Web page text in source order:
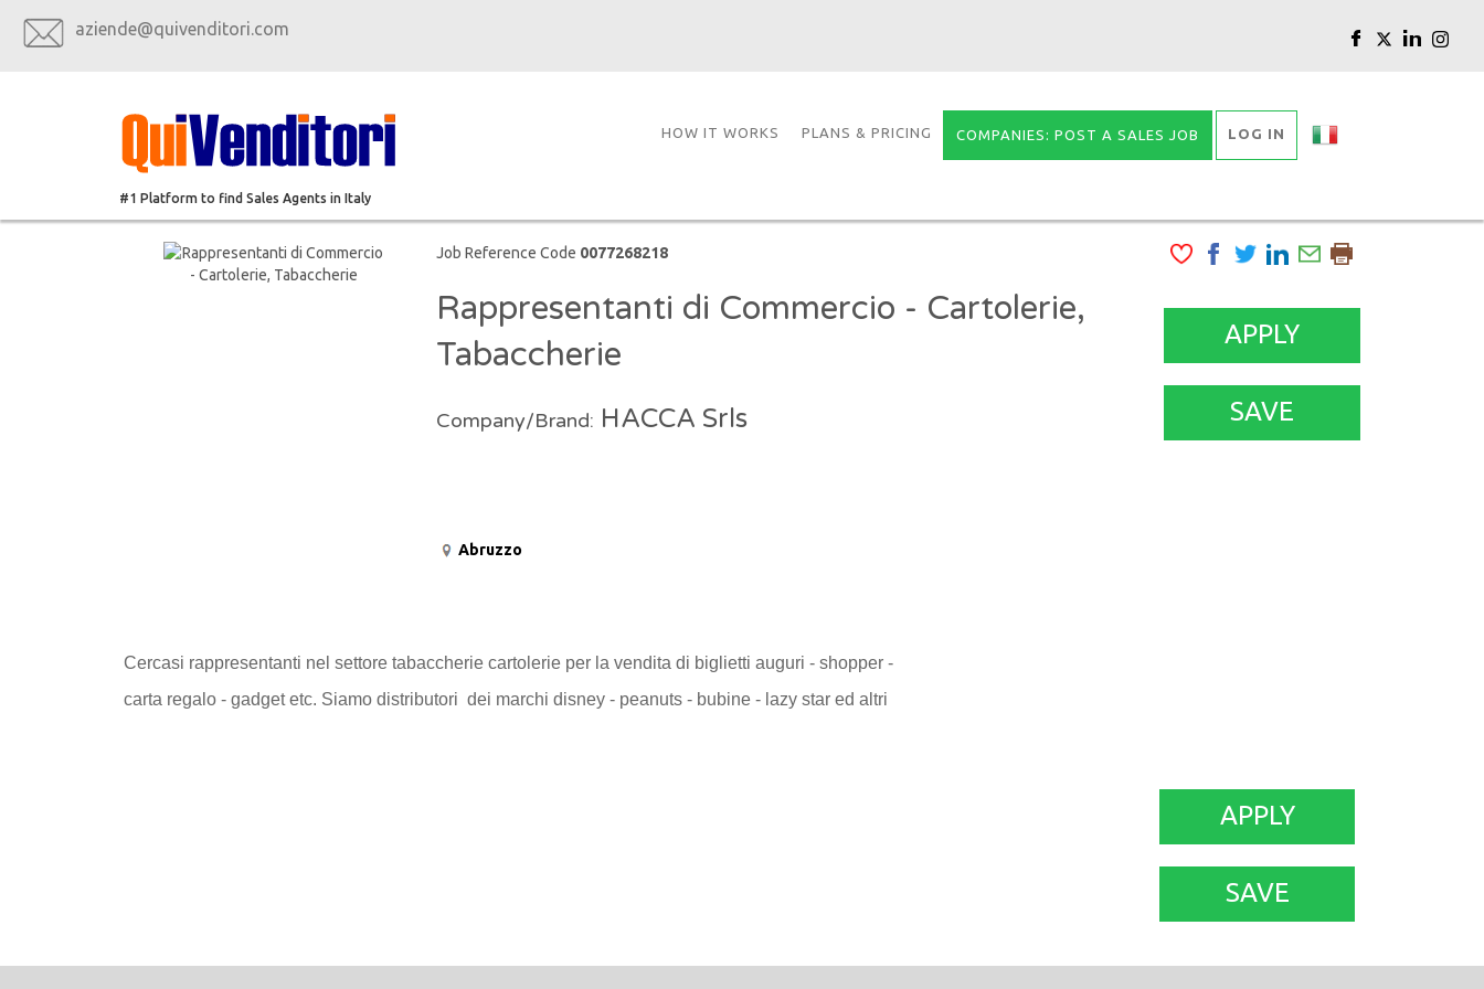
aziende@quivenditori.com
#1 Platform to find Sales Agents in Italy
HOW IT WORKS PLANS & PRICING COMPANIES: POST A SALES JOB LOG IN
Job Reference Code 0077268218
Rappresentanti di Commercio - Cartolerie,
Tabaccherie
Company/Brand: HACCA Srls
Abruzzo
APPLY
SAVE
Cercasi rappresentanti nel settore tabaccherie cartolerie per la vendita di biglietti auguri - shopper -
carta regalo - gadget etc. Siamo distributori dei marchi disney - peanuts - bubine - lazy star ed altri
APPLY
SAVE